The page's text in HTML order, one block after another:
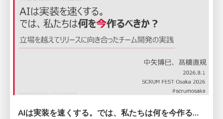
AIは実装を速くする。では、私たちは何を今作るべきか？－立場を越えてリリースに向き合ったチーム開発の実践 / 20260801 Hiromi Nakaya and Naoki Takahashi